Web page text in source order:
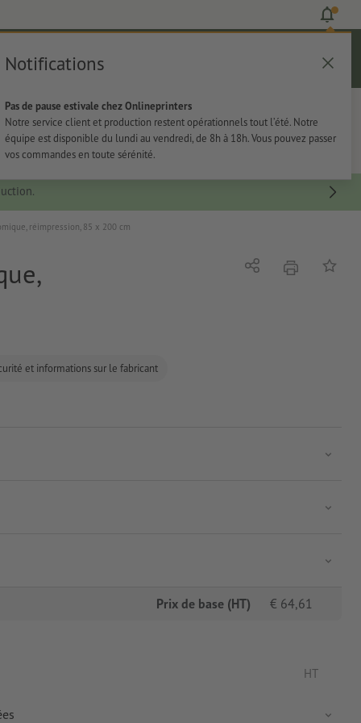
Notifications
Pas de pause estivale chez Onlineprinters
Notre service client et production restent opérationnels tout l’été. Notre
équipe est disponible du lundi au vendredi, de 8h à 18h. Vous pouvez passer
vos commandes en toute sérénité.
Panier
Papeterie Autocollants
réimpression, 85 x 200 cm
et informations sur le fabricant
Partagerimprimer
Prix de base (HT) € 64,61
HT